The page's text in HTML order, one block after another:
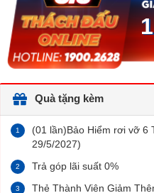
Quà tặng kèm
(01 lần)Bảo Hiểm rơi vỡ 6
29/5/2027)
Trả góp lãi suất 0%
Thẻ Thành Viên Giảm